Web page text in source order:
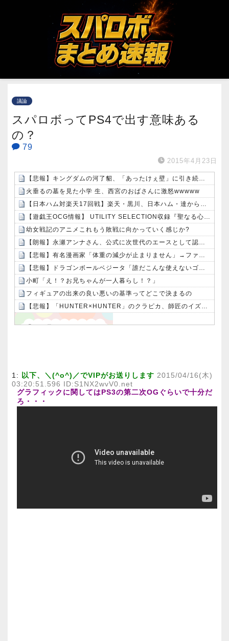
議論
スパロボってPS4で出す意味ある
の？
79
2015年4月23日
【悲報】キングダムの河了貂、「あったけぇ壁」に引き続き更に味方をぶっ殺す作戦を実行するWWWWWWWWWWWWWWWWWWWWWWWWWWWWWWWWWWWWWWWWWWWWWWWW
火垂るの墓を見た小学 生、西宮のおばさんに激怒wwwww
【日本ハム対楽天17回戦】楽天・黒川、日本ハム・達から第2号先制ソロホームラン！！！！！！！！！！！！！
【遊戯王OCG情報】 UTILITY SELECTION収録『聖なる心のバリア －マインドフォース－』実物画像
幼女戦記のアニメこれもう敗戦に向かっていく感じか?
【朗報】永瀬アンナさん、公式に次世代のエースとして認められる
【悲報】有名漫画家「体重の減少が止まりません」→ファンから心配の声：26/08/07のニュース
【悲報】ドラゴンボールベジータ「誰だこんな使えないゴミを呼んだ奴は」ヤムチャ「はは…」←これｗｗｗ
小町「え！？お兄ちゃんが一人暮らし！？」
フィギュアの出来の良い悪いの基準ってどこで決まるの
【悲報】「HUNTER×HUNTER」のクラピカ、師匠のイズナビに対する態度が本当に酷い！！
1: 以下、＼(^o^)／でVIPがお送りします 2015/04/16(木)
03:20:51.596 ID:S1NX2wvV0.net
グラフィックに関してはPS3の第二次OGぐらいで十分だ
ろ・・・